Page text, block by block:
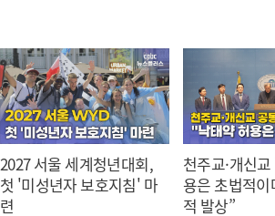
2027 서울 세계청년대회,
첫 '미성년자 보호지침' 마
련
천주교·개신
용은 초법적
적 발상”